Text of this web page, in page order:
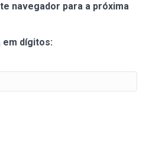
navegador para a próxima
dígitos: